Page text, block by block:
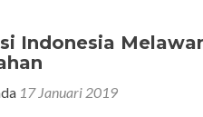
Indonesia
17 Januari 2019